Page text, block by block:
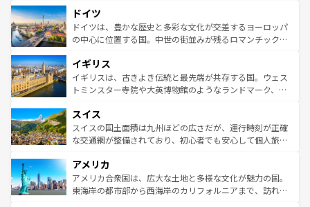
せる。地方によって風土や気候が異なるスペインはその個
性で訪れる人を魅了する。 なお、新着のスペイン情報は コ
ンテンツ一覧を参照してほしい。
で、幅広い魅力が詰まっている。華麗な宮殿、歴史的な大
聖堂、美しいビーチ、そして豊かな自然が、訪れる者を心
から魅了する。また、フランスは美食の国としても知ら
いる。シャンパンの発祥地であるランス、プロヴァンスの
香り高いラベンダー畑など、多彩な楽しみ方が可能だ。さ
らに、パリ以外の地域にも魅力が溢れており、どの街角に
れる地方に足を運ぶとそれぞれで全く異なる文化を体験で
きるだろう。 なお、新着のフランス情報はコンテンツ一覧
を参照してほしい。
ドイツ
ドイツは、豊かな歴史と多彩な文化が交差するヨーロッパ
の中心に位置する国。中世の街並みが残るロマンチック街
顔を持つこの国は、どこを歩いても飽きることがない。ベ
ルリンの文化的活気、バイエルン州のアルプスの絶景、そ
してライン川沿いのワイン畑といった風景は必見。ビール
は、お酒好きな人にはぜひ体験してほしい。 なお、新着の
ドイツ情報はコンテンツ一覧を参照してほしい。
イギリス
イギリスは、古きよき伝統と最先端が共存する国。ウェス
トミンスター寺院や大英博物館のようなランドマーク、歴
リアごとに異なる魅力がある。また、優雅なアフタヌーン
ティー、ビール好きにはたまらない英国パブ、サッカー観
戦など、本場だからこそできる体験も豊富。イギリスを旅
ンツ一覧を参照してほしい。
スイス
スイスの国土面積は九州ほどの広さだが、運行時刻が正確
な交通網が整備されており、初心者でも安心して個人旅行
の建物がそのまま残る町や、スイスならではのユニークな
博物館もあり、アルプス観光だけでなく町歩きも満喫する
ことができる。国民の所得が高いため物価も高いが、旅行
アメリカ
アメリカ合衆国は、広大な土地と多様な文化が魅力の国。
東海岸の都市部から西海岸のカリフォルニアまで、訪れる